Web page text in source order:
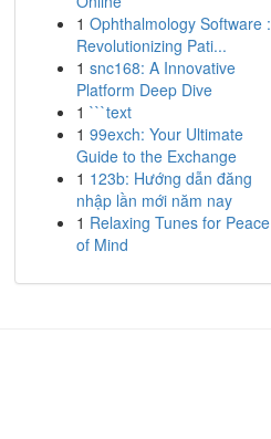
1 Ophthalmology Software :
Revolutionizing Pati...
1 snc168: A Innovative
Platform Deep Dive
1 ```text
1 99exch: Your Ultimate
Guide to the Exchange
1 123b: Hướng dẫn đăng
nhập lần mới năm nay
1 Relaxing Tunes for Peace
of Mind